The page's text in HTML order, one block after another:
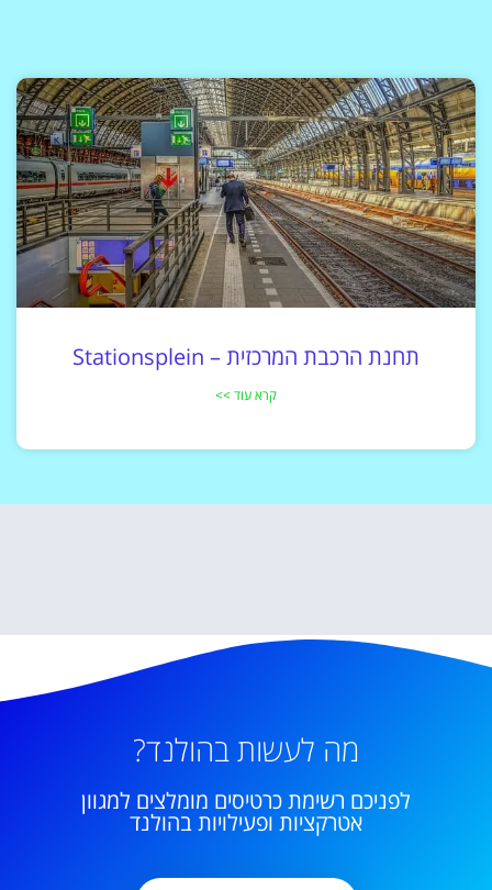
תחנת הרכבת המרכזית – Stationsplein
קרא עוד >>
מה לעשות בהולנד?
לפניכם רשימת כרטיסים מומלצים למגוון
אטרקציות ופעילויות בהולנד